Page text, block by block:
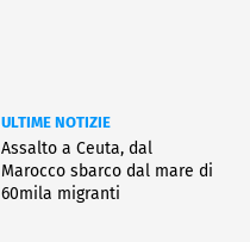
ULTIME NOTIZIE
Assalto a Ceuta, dal
Marocco sbarco dal mare di
60mila migranti